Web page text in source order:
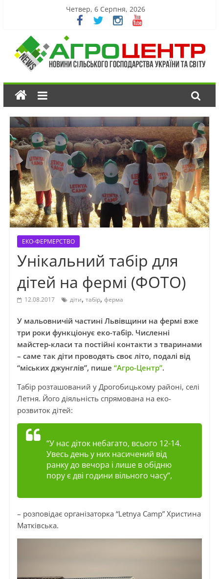
Четвер, 6 Серпня, 2026
ЕКО-ФЕРМЕРСТВО
Унікальний табір для
дітей на фермі (ФОТО)
12.08.2017 діти, табір, ферма
У мальовничій частині Львівщини на фермі вже
три роки функціонує еко-табір. Численні
майстер-класи та постійні контакти з тваринами
– саме так діти проводять своє літо, подалі від
“міських джунглів”, пише “Агро-Центр”.
Табір розташований у Дрогобицькому районі, селі
Летня. Його діяльність спрямована на еко-
розвиток дітей:
“У нас діток небагато, всього 12-14.
Увесь день у них насичений від
ранку до вечора і лише в обідню
пору є дві години вільного часу”,
– розповідає організаторка “Letnya Camp” Христина
Матківська.